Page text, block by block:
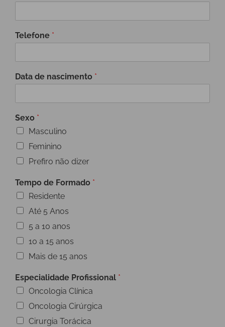
Telefone *
Data de nascimento *
Sexo *
Masculino
Feminino
Prefiro não dizer
Tempo de Formado *
Residente
Até 5 Anos
5 a 10 anos
10 a 15 anos
Mais de 15 anos
Especialidade Profissional *
Oncologia Clínica
Oncologia Cirúrgica
Cirurgia Torácica